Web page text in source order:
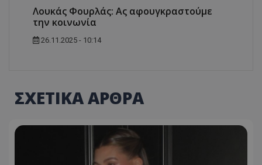
Λουκάς Φουρλάς: Ας αφουγκραστούμε
την κοινωνία
26.11.2025 - 10:14
ΣΧΕΤΙΚΑ ΑΡΘΡΑ